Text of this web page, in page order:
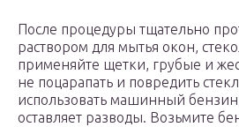
После процедуры тщательно
раствором для мытья окон,
применяйте щетки, грубые и
не поцарапать и повредить
использовать машинный
оставляет разводы. Возьмите